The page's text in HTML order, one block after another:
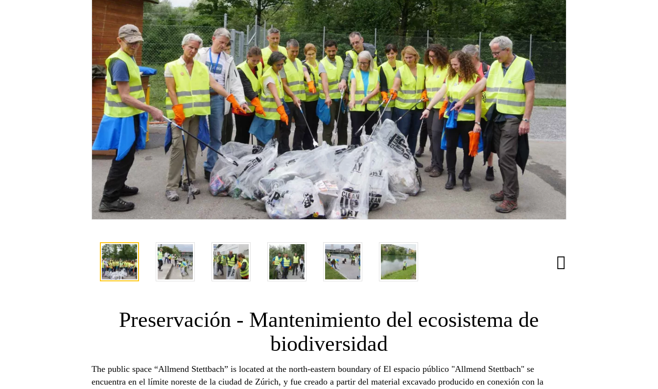
Preservación - Mantenimiento del ecosistema de
biodiversidad
The public space “Allmend Stettbach” is located at the north-eastern boundary of El espacio público "Allmend Stettbach" se
encuentra en el límite noreste de la ciudad de Zúrich, y fue creado a partir del material excavado producido en conexión con la